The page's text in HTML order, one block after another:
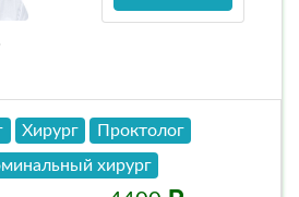
Хирург
Проктолог
хирург